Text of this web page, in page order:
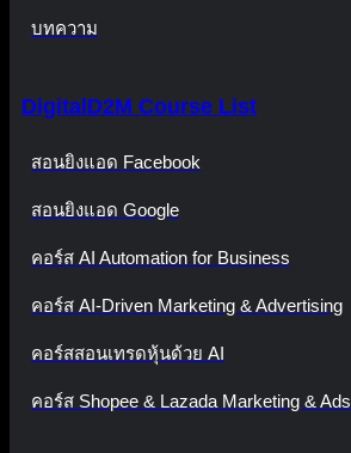
บทความ
DigitalD2M Course List
สอนยิงแอด Facebook
สอนยิงแอด Google
คอร์ส AI Automation for Business
คอร์ส AI-Driven Marketing & Advertising
คอร์สสอนเทรดหุ้นด้วย AI
คอร์ส Shopee & Lazada Marketing & Ads